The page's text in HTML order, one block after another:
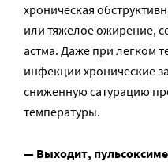
хроническая
или тяжелое ожирение,
астма. Даже при легком
инфекции хронические
сниженную сатурацию
температуры.
— Выходит,